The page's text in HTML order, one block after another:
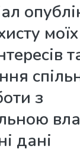
моїх
з
дані